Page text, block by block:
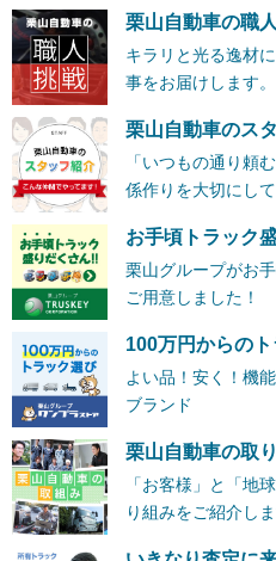
栗山自動車の職
キラリと光る逸材
事をお届けします。
栗山自動車のス
「いつもの通り頼
係作りを大切にして
お手頃トラック
栗山グループがお
ご用意しました！
100万円からの
よい品！安く！機
ブランド
栗山自動車の取
「お客様」と「地
り組みをご紹介しま